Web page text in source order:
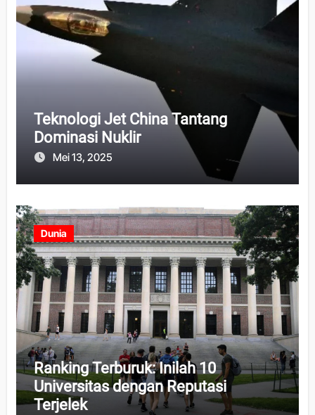
Teknologi Jet China Tantang
Dominasi Nuklir
Mei 13, 2025
Dunia
Ranking Terburuk: Inilah 10
Universitas dengan Reputasi
Terjelek